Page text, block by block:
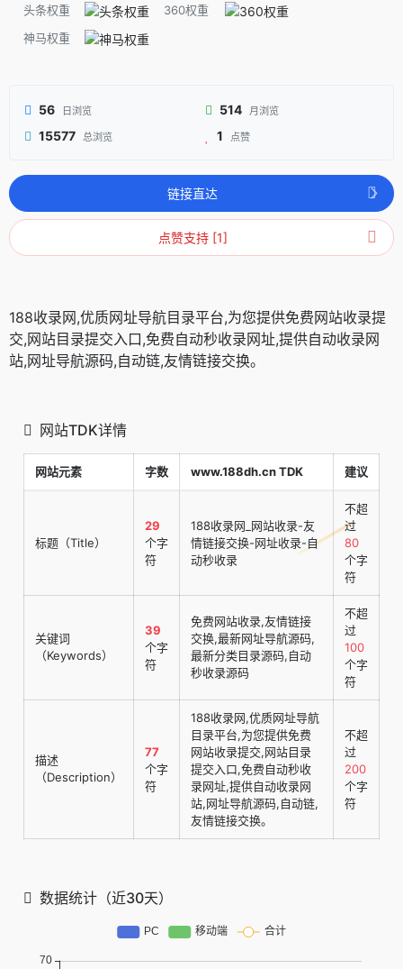
头条权重
360权重
神马权重
56 日浏览 514 月浏览
15577 总浏览 1 点赞
链接直达
点赞支持 [1]
188收录网,优质网址导航目录平台,为您提供免费网站收录提
交,网站目录提交入口,免费自动秒收录网址,提供自动收录网
站,网址导航源码,自动链,友情链接交换。
网站TDK详情
网站元素 字数 www.188dh.cn TDK 建议
标题（Title）
29
个字
符
188收录网_网站收录-友
情链接交换-网址收录-自
动秒收录
不超
过
80
个字
符
关键词
（Keywords）
39
个字
符
免费网站收录,友情链接
交换,最新网址导航源码,
最新分类目录源码,自动
秒收录源码
不超
过
100
个字
符
描述
（Description）
77
个字
符
188收录网,优质网址导航
目录平台,为您提供免费
网站收录提交,网站目录
提交入口,免费自动秒收
录网址,提供自动收录网
站,网址导航源码,自动链,
友情链接交换。
不超
过
200
个字
符
数据统计（近30天）